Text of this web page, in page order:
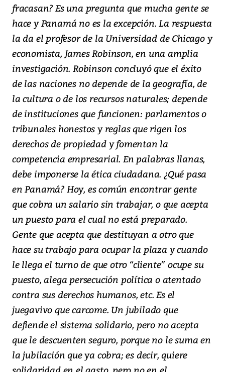
fracasan? Es una pregunta que mucha gente se
hace y Panamá no es la excepción. La respuesta
la da el profesor de la Universidad de Chicago y
economista, James Robinson, en una amplia
investigación. Robinson concluyó que el éxito
de las naciones no depende de la geografía, de
la cultura o de los recursos naturales; depende
de instituciones que funcionen: parlamentos o
tribunales honestos y reglas que rigen los
derechos de propiedad y fomentan la
competencia empresarial. En palabras llanas,
debe imponerse la ética ciudadana. ¿Qué pasa
en Panamá? Hoy, es común encontrar gente
que cobra un salario sin trabajar, o que acepta
un puesto para el cual no está preparado.
Gente que acepta que destituyan a otro que
hace su trabajo para ocupar la plaza y cuando
le llega el turno de que otro “cliente” ocupe su
puesto, alega persecución política o atentado
contra sus derechos humanos, etc. Es el
juegavivo que carcome. Un jubilado que
defiende el sistema solidario, pero no acepta
que le descuenten seguro, porque no le suma en
la jubilación que ya cobra; es decir, quiere